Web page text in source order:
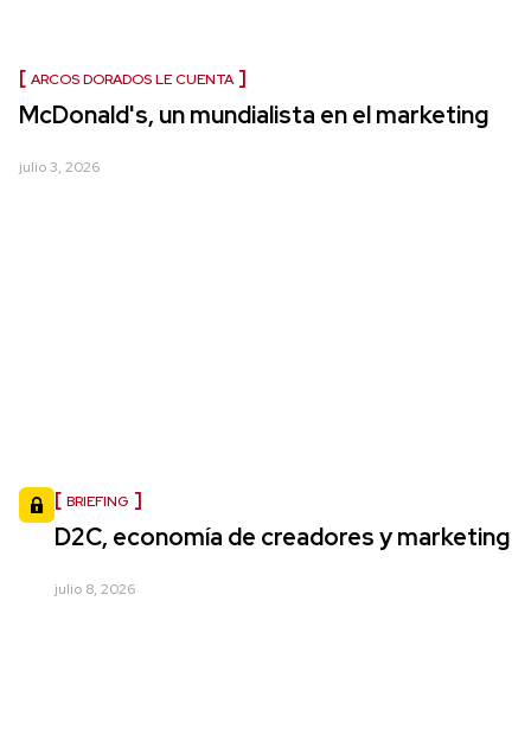
ARCOS DORADOS LE CUENTA
McDonald's, un mundialista en el marketing
julio 3, 2026
BRIEFING
D2C, economía de creadores y marketing
julio 8, 2026